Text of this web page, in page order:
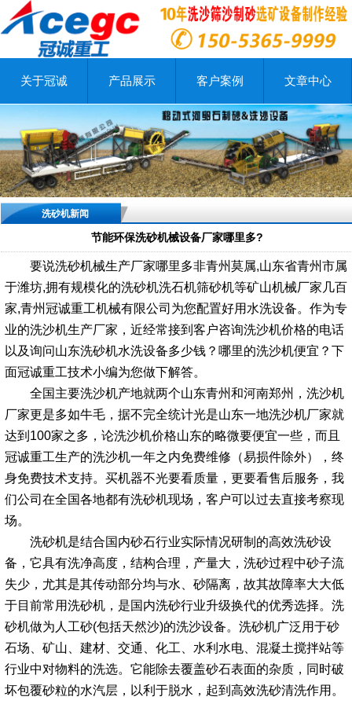
关于冠诚 产品展示 客户案例 文章中心
洗砂机新闻
节能环保洗砂机械设备厂家哪里多?
要说洗砂机械生产厂家哪里多非青州莫属,山东省青州市属
于潍坊,拥有规模化的洗砂机洗石机筛砂机等矿山机械厂家几百
家,青州冠诚重工机械有限公司为您配置好用水洗设备。 作为专
业的洗沙机生产厂家，近经常接到客户咨询洗沙机价格的电话
以及询问山东洗砂机水洗设备多少钱？哪里的洗沙机便宜？下
面冠诚重工技术小编为您做下解答。
全国主要洗沙机产地就两个山东青州和河南郑州，洗沙机
厂家更是多如牛毛，据不完全统计光是山东一地洗沙机厂家就
达到100家之多，论洗沙机价格山东的略微要便宜一些，而且
冠诚重工生产的洗沙机一年之内免费维修（易损件除外），终
身免费技术支持。买机器不光要看质量，更要看售后服务，我
们公司在全国各地都有洗砂机现场，客户可以过去直接考察现
场。
洗砂机是结合国内砂石行业实际情况研制的高效洗砂设
备，它具有洗净高度，结构合理，产量大，洗砂过程中砂子流
失少，尤其是其传动部分均与水、砂隔离，故其故障率大大低
于目前常用洗砂机，是国内洗砂行业升级换代的优秀选择。洗
砂机做为人工砂(包括天然沙)的洗沙设备。洗砂机广泛用于砂
石场、矿山、建材、交通、化工、水利水电、混凝土搅拌站等
行业中对物料的洗选。它能除去覆盖砂石表面的杂质，同时破
坏包覆砂粒的水汽层，以利于脱水，起到高效洗砂清洗作用。